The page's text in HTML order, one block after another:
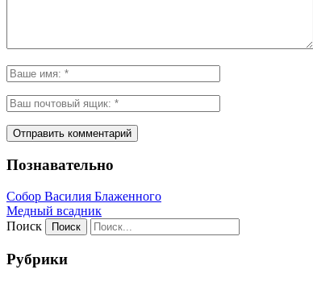
Познавательно
Собор Василия Блаженного
Медный всадник
Поиск
Рубрики